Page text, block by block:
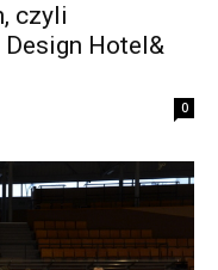
czyli
Hotel&
0